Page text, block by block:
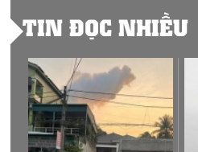
TIN ĐỌC NHIỀU